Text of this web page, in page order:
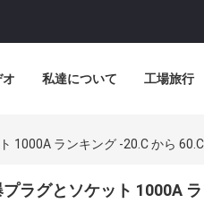
オ 私達について 工場旅行
1000A ランキング -20.C から
プラグとソケット 1000A